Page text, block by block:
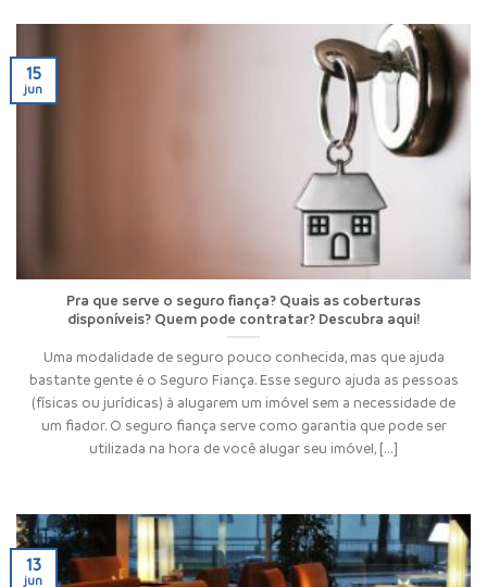
Pra que serve o seguro fiança? Quais as coberturas
disponíveis? Quem pode contratar? Descubra aqui!
Uma modalidade de seguro pouco conhecida, mas que ajuda
bastante gente é o Seguro Fiança. Esse seguro ajuda as pessoas
(físicas ou jurídicas) à alugarem um imóvel sem a necessidade de
um fiador. O seguro fiança serve como garantia que pode ser
utilizada na hora de você alugar seu imóvel, [...]
15
jun
13
jun